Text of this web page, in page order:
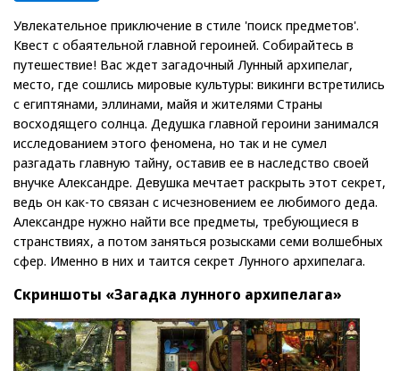
Увлекательное приключение в стиле 'поиск предметов'.
Квест с обаятельной главной героиней. Собирайтесь в
путешествие! Вас ждет загадочный Лунный архипелаг,
место, где сошлись мировые культуры: викинги встретились
с египтянами, эллинами, майя и жителями Страны
восходящего солнца. Дедушка главной героини занимался
исследованием этого феномена, но так и не сумел
разгадать главную тайну, оставив ее в наследство своей
внучке Александре. Девушка мечтает раскрыть этот секрет,
ведь он как-то связан с исчезновением ее любимого деда.
Александре нужно найти все предметы, требующиеся в
странствиях, а потом заняться розысками семи волшебных
сфер. Именно в них и таится секрет Лунного архипелага.
Скриншоты «Загадка лунного архипелага»